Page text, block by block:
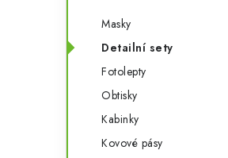
n
Masky
Detailní sety
Fotolepty
Obtisky
Kabinky
Kovové pásy